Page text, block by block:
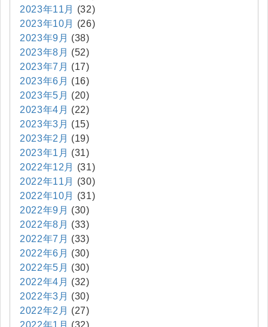
2023年11月
(32)
2023年10月
(26)
2023年9月 (38)
2023年8月 (52)
2023年7月 (17)
2023年6月 (16)
2023年5月 (20)
2023年4月 (22)
2023年3月 (15)
2023年2月 (19)
2023年1月 (31)
2022年12月
(31)
2022年11月
(30)
2022年10月
(31)
2022年9月 (30)
2022年8月 (33)
2022年7月 (33)
2022年6月 (30)
2022年5月 (30)
2022年4月 (32)
2022年3月 (30)
2022年2月 (27)